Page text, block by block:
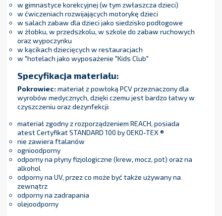
w gimnastyce korekcyjnej (w tym zwłaszcza dzieci)
w ćwiczeniach rozwijających motorykę dzieci
w salach zabaw dla dzieci jako siedzisko podłogowe
w żłobku, w przedszkolu, w szkole do zabaw ruchowych
oraz wypoczynku
w kącikach dziecięcych w restauracjach
w "hotelach jako wyposażenie "Kids Club"
Specyfikacja materiału:
Pokrowiec:materiał z powłoką PCV przeznaczony dla
wyrobów medycznych, dzięki czemu jest bardzo łatwy w
czyszczeniu oraz dezynfekcji:
materiał zgodny z rozporządzeniem REACH, posiada
atest Certyfikat STANDARD 100 by OEKO-TEX ®
nie zawiera ftalanów
ognioodporny
odporny na płyny fizjologiczne (krew, mocz, pot) oraz na
alkohol
odporny na UV, przez co może być także używany na
zewnątrz
odporny na zadrapania
olejoodporny